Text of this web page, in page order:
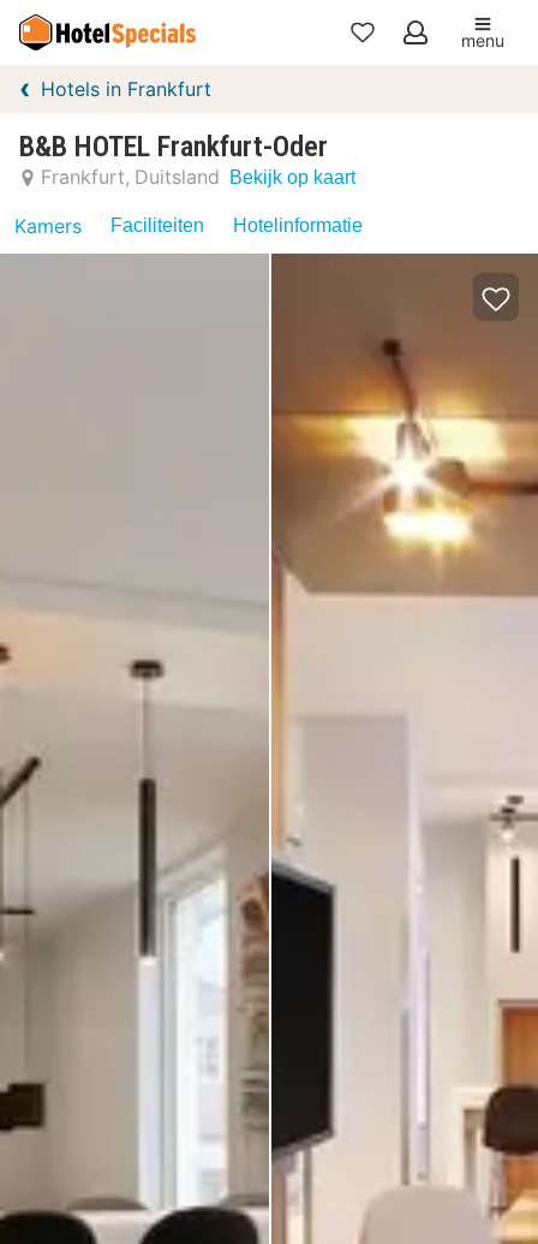
Mijn
menu
Hotels in Frankfurt
B&B HOTEL Frankfurt-Oder
Frankfurt Duitsland Bekijk op kaart
Kamers Faciliteiten Hotelinformatie